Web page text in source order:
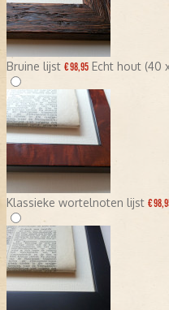
Bruine lijst € 98,95 Echt hout (40
Klassieke wortelnoten lijst €